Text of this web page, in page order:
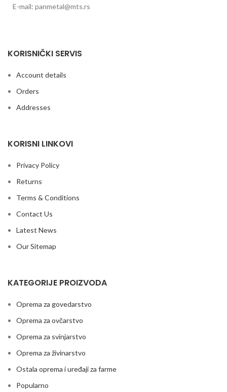
E-mail: panmetal@mts.rs
Pojilice za goveda
KORISNIČKI SERVIS
Account details
Orders
Addresses
KORISNI LINKOVI
Privacy Policy
Returns
Terms & Conditions
Contact Us
Latest News
Our Sitemap
KATEGORIJE PROIZVODA
Oprema za govedarstvo
Oprema za ovčarstvo
Oprema za svinjarstvo
Oprema za živinarstvo
Ostala oprema i uređaji za farme
Popularno